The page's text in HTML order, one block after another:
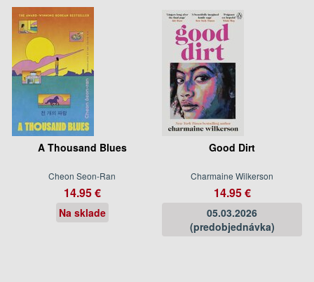
A Thousand Blues
Cheon Seon-Ran
14.95 €
Na sklade
Good Dirt
Charmaine Wilkerson
14.95 €
05.03.2026
(predobjednávka)